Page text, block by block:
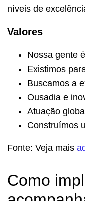
níveis de
Valores
Nossa gente
Existimos
Buscamos a
Ousadia e
Atuação
Construímos
Fonte: Veja mais
Como